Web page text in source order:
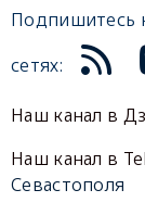
Подпишитесь
сетях:
Наш канал в
Наш канал в
Севастополя